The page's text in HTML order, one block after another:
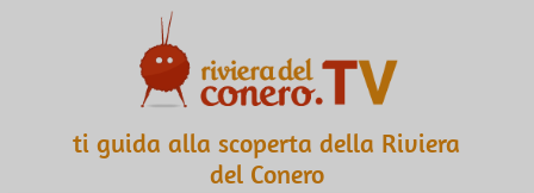
ti guida alla scoperta della Riviera
del Conero